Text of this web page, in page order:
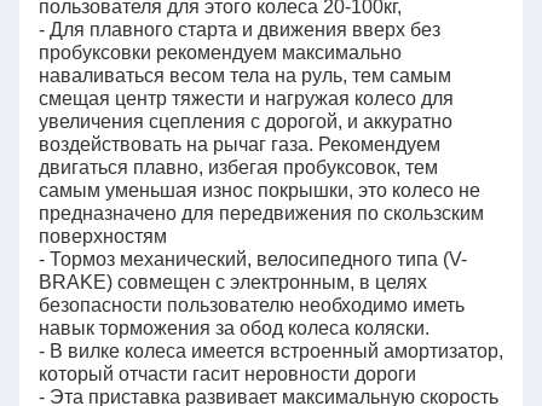
пользователя для этого колеса 20-100кг,
- Для плавного старта и движения вверх без
пробуксовки рекомендуем максимально
наваливаться весом тела на руль, тем самым
смещая центр тяжести и нагружая колесо для
увеличения сцепления с дорогой, и аккуратно
воздействовать на рычаг газа. Рекомендуем
двигаться плавно, избегая пробуксовок, тем
самым уменьшая износ покрышки, это колесо не
предназначено для передвижения по скользским
поверхностям
- Тормоз механический, велосипедного типа (V-
BRAKE) совмещен с электронным, в целях
безопасности пользователю необходимо иметь
навык торможения за обод колеса коляски.
- В вилке колеса имеется встроенный амортизатор,
который отчасти гасит неровности дороги
- Эта приставка развивает максимальную скорость